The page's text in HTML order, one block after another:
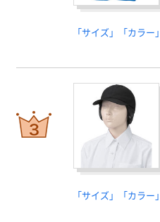
「サイズ」「カラー」
「サイズ」「カラー」